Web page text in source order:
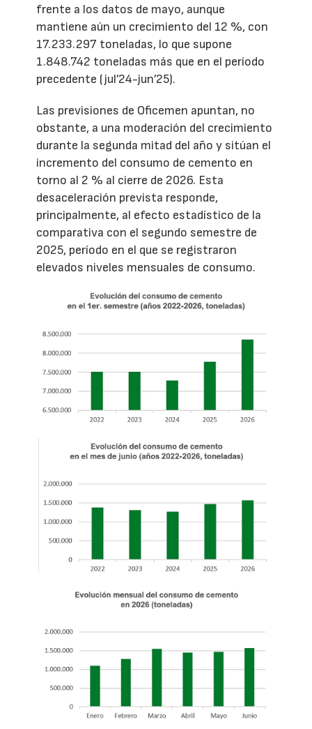
frente a los datos de mayo, aunque
mantiene aún un crecimiento del 12 %, con
17.233.297 toneladas, lo que supone
1.848.742 toneladas más que en el período
precedente (jul’24-jun’25).
Las previsiones de Oficemen apuntan, no
obstante, a una moderación del crecimiento
durante la segunda mitad del año y sitúan el
incremento del consumo de cemento en
torno al 2 % al cierre de 2026. Esta
desaceleración prevista responde,
principalmente, al efecto estadístico de la
comparativa con el segundo semestre de
2025, período en el que se registraron
elevados niveles mensuales de consumo.